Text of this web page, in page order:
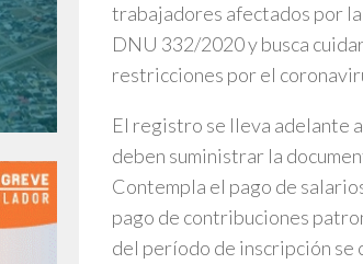
trabajadores afectados por
DNU 332/2020 y busca
restricciones por el
El registro se lleva adelante
deben suministrar la
Contempla el pago de
pago de contribuciones
del período de inscripción se